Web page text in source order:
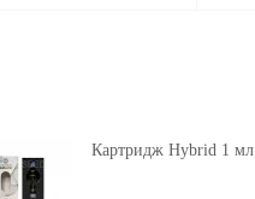
Картридж Hybrid 1 мл